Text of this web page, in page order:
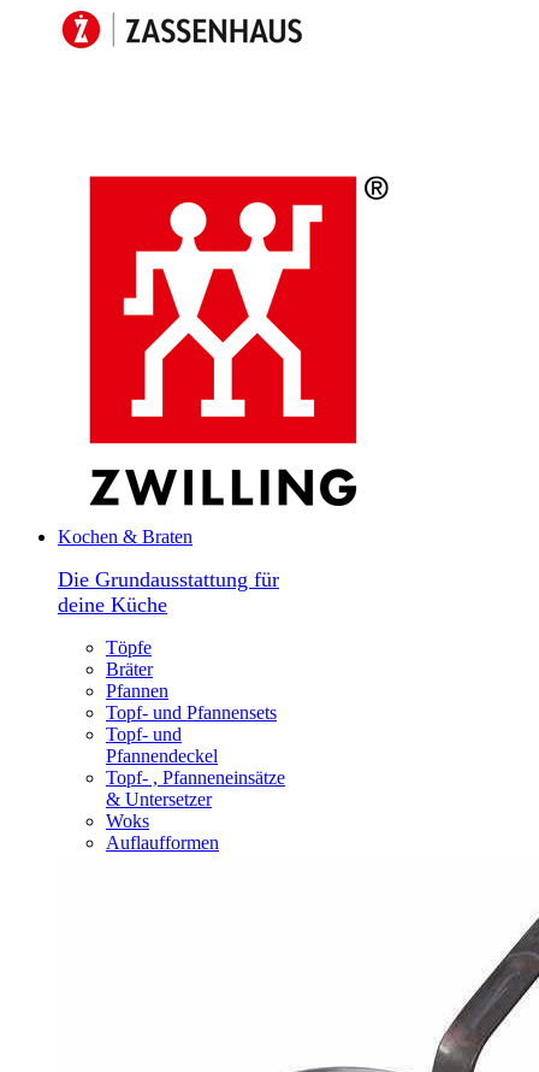
Kochen & Braten
Die Grundausstattung für
deine Küche
Töpfe
Bräter
Pfannen
Topf- und Pfannensets
Topf- und
Pfannendeckel
Topf- , Pfanneneinsätze
& Untersetzer
Woks
Auflaufformen